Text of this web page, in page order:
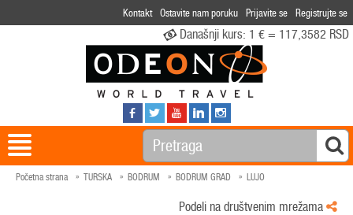
Kontakt Ostavite nam poruku Prijavite se Registrujte se
Današnji kurs: 1 € = 117,3582 RSD
Početna strana TURSKA BODRUM BODRUM GRAD LUJO
Podeli na društvenim mrežama